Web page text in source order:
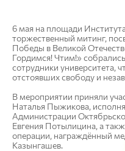
6 мая на площади
торжественный митинг,
Победы в Великой
Гордимся! Чтим!»
сотрудники университета,
отстоявших свободу и
В мероприятии приняли
Наталья Пыжикова,
Администрации
Евгения Потылицина, а
операции, награждённый
Казынгашев.